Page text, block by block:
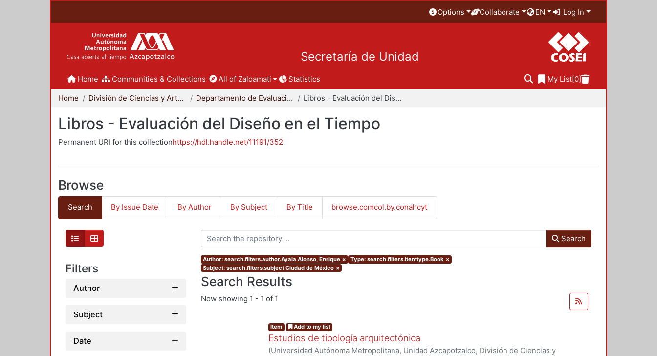
Options Collaborate EN Log In
Secretaría de Unidad
Home Communities & Collections All of Zaloamati Statistics My List[0]
Home División de Ciencias y Artes para el Diseño Departamento de Evaluación del Diseño en el Tiempo Libros - Evaluación del Diseño en el Tiempo
Libros - Evaluación del Diseño en el Tiempo
Permanent URI for this collectionhttps://hdl.handle.net/11191/352
Browse
Search By Issue Date By Author By Subject By Title browse.comcol.by.conahcyt
Filters
Author
Subject
Date
Search
Author: search.filters.author.Ayala Alonso, Enrique × Type: search.filters.itemtype.Book ×
Subject: search.filters.subject.Ciudad de México ×
Search Results
Now showing 1 - 1 of 1
Item Add to my list
Estudios de tipología arquitectónica
(Universidad Autónoma Metropolitana, Unidad Azcapotzalco, División de Ciencias y